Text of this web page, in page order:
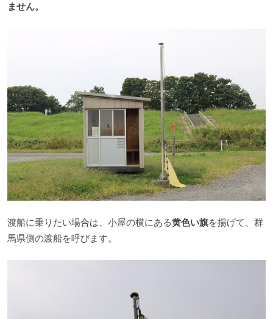
ません。
渡船に乗りたい場合は、小屋の横にある黄色い旗を揚げて、群
馬県側の渡船を呼びます。